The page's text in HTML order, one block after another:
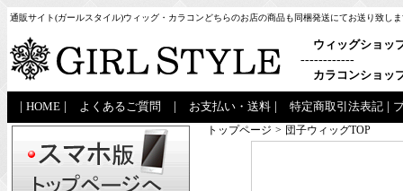
通販サイト(ガールスタイル)ウィッグ・カラコンどちらのお店の商品も同梱発送にてお送り致し
ウィッグショッ
------------
カラコンショッ
HOME よくあるご質問 お支払い・送料 特定商取引法表記
トップページ > 団子ウィッグTOP